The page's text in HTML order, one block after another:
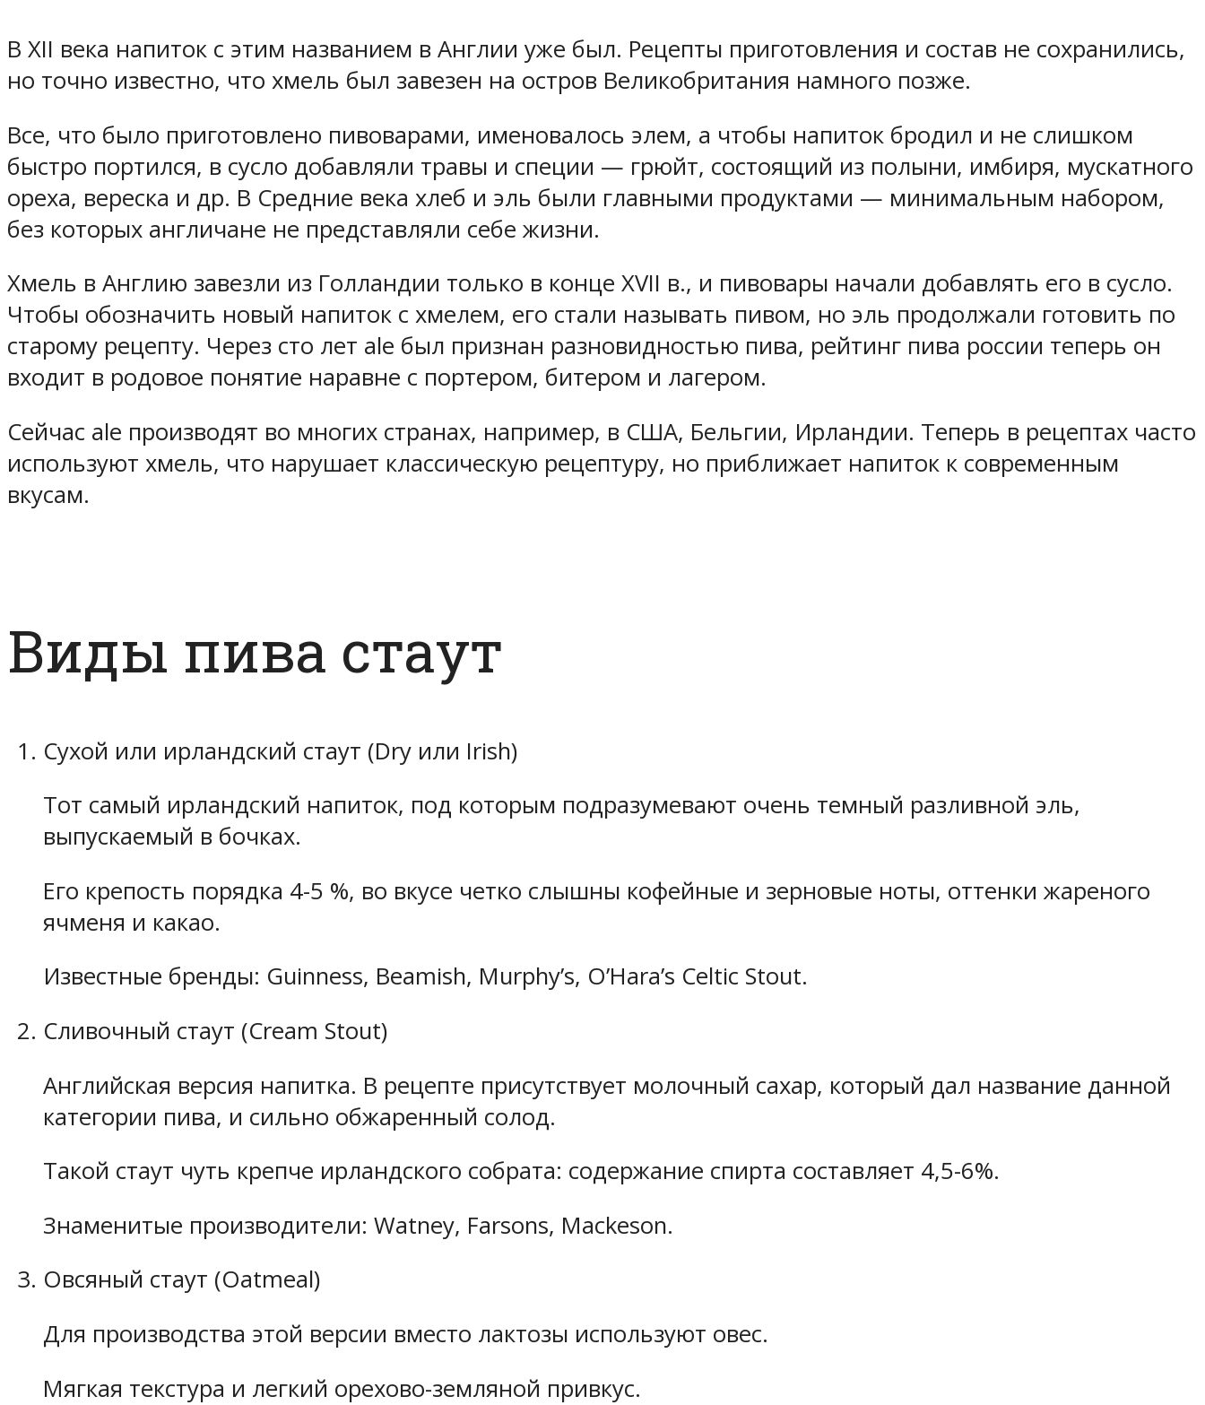
В XII века напиток с этим названием в Англии уже был. Рецепты приготовления и состав не сохранились,
но точно известно, что хмель был завезен на остров Великобритания намного позже.
Все, что было приготовлено пивоварами, именовалось элем, а чтобы напиток бродил и не слишком
быстро портился, в сусло добавляли травы и специи — грюйт, состоящий из полыни, имбиря, мускатного
ореха, вереска и др. В Средние века хлеб и эль были главными продуктами — минимальным набором,
без которых англичане не представляли себе жизни.
Хмель в Англию завезли из Голландии только в конце XVII в., и пивовары начали добавлять его в сусло.
Чтобы обозначить новый напиток с хмелем, его стали называть пивом, но эль продолжали готовить по
старому рецепту. Через сто лет ale был признан разновидностью пива, рейтинг пива россии теперь он
входит в родовое понятие наравне с портером, битером и лагером.
Сейчас ale производят во многих странах, например, в США, Бельгии, Ирландии. Теперь в рецептах часто
используют хмель, что нарушает классическую рецептуру, но приближает напиток к современным
вкусам.
Виды пива стаут
Сухой или ирландский стаут (Dry или Irish)
Тот самый ирландский напиток, под которым подразумевают очень темный разливной эль,
выпускаемый в бочках.
Его крепость порядка 4-5 %, во вкусе четко слышны кофейные и зерновые ноты, оттенки жареного
ячменя и какао.
Известные бренды: Guinness, Beamish, Murphy’s, O’Hara’s Celtic Stout.
Сливочный стаут (Cream Stout)
Английская версия напитка. В рецепте присутствует молочный сахар, который дал название данной
категории пива, и сильно обжаренный солод.
Такой стаут чуть крепче ирландского собрата: содержание спирта составляет 4,5-6%.
Знаменитые производители: Watney, Farsons, Mackeson.
Овсяный стаут (Oatmeal)
Для производства этой версии вместо лактозы используют овес.
Мягкая текстура и легкий орехово-земляной привкус.